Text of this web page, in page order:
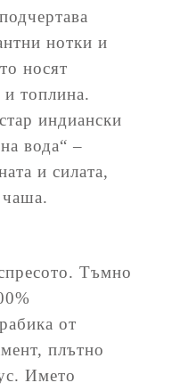
нотки и
носят
и топлина.
индиански
вода“ –
и силата,
чаша.
Тъмно
от
плътно
. Името